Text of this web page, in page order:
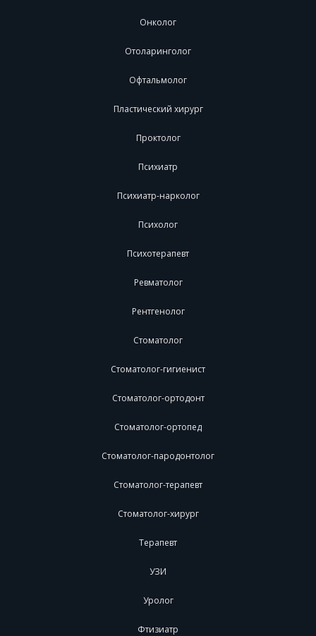
Онколог
Отоларинголог
Офтальмолог
Пластический хирург
Проктолог
Психиатр
Психиатр-нарколог
Психолог
Психотерапевт
Ревматолог
Рентгенолог
Стоматолог
Стоматолог-гигиенист
Стоматолог-ортодонт
Стоматолог-ортопед
Стоматолог-пародонтолог
Стоматолог-терапевт
Стоматолог-хирург
Терапевт
УЗИ
Уролог
Фтизиатр